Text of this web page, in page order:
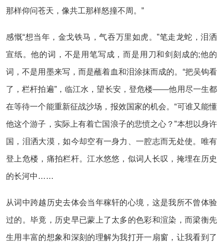
那样仰问苍天，像共工那样怒撞不周。”
感慨“想当年，金戈铁马，气吞万里如虎。”笔走龙蛇，泪洒
宣纸。他的词，不是用笔写成，而是用刀和剑刻成的;他的
词，不是用墨来写，而是蘸着血和泪涂抹而成的。“把吴钩看
了，栏杆拍遍”，临江水，望长安，登危楼——他用尽一生都
在等待一个能重新征战沙场，报效国家的机会。“可谁又能懂
他这个游子，实际上有着亡国浪子的悲愤之心？”本想以身许
国，泪洒大漠，如今却空有一身力、一腔志而无处使。唯有
登上危楼，痛拍栏杆。江水悠悠，似词人长叹，掩埋在历史
的长河中……
从词中跨越历史去体会当年稼轩的心境，这是我所不曾体验
过的。毕竟，历史早已蒙上了太多的色彩和渲染，而梁衡先
生用丰富的想象和深刻的理解为我打开一扇窗，让我看到了